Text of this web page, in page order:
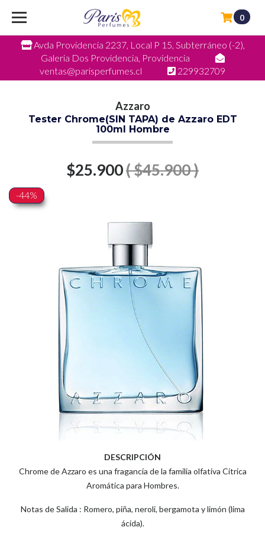
Avda Providencia 2237, Local P 15, Subterráneo (-2),
Galeria Dos Providencia, Providencia
ventas@parisperfumes.cl
229932709
0
Azzaro
Tester Chrome(SIN TAPA) de Azzaro EDT
100ml Hombre
$25.900( $45.900 )
-44%
DESCRIPCIÓN
Chrome de Azzaro es una fragancia de la familia olfativa Cítrica
Aromática para Hombres.
Notas de Salida : Romero, piña, neroli, bergamota y limón (lima
ácida).